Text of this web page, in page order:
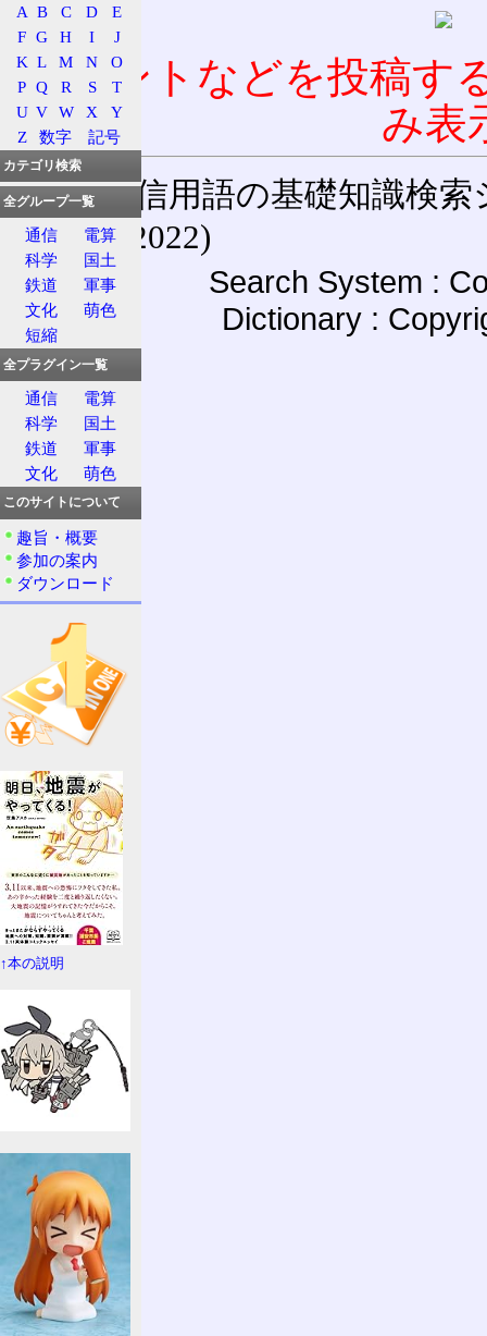
コメントなどを投稿す
み表
通信用語の基礎知識検索
(27-May-2022)
Search System :
Dictionary :
A B C D
E
F G H I
J
K L M N
O
P Q R S
T
U V W X
Y
Z
数字 記号
カテゴリ検索
全グループ一覧
通信
電算
科学
国土
鉄道
軍事
文化
萌色
短縮
全プラグイン一覧
通信
電算
科学
国土
鉄道
軍事
文化
萌色
このサイトについて
趣旨・概要
参加の案内
ダウンロード
↑本の説明